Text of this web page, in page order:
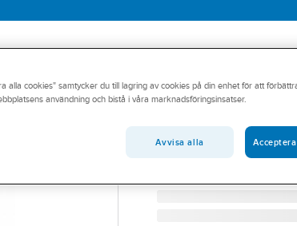
GUARDIO
Vaddering
VADDERING
Artikelnummer:
759984
alla cookies" samtycker du till lagring av cookies på din enhet för att
användning och bistå i våra marknadsföringsinsatser.
Avvisa alla